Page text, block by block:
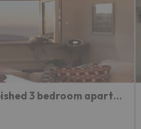
Luxury and newly refurbished 3 bedroom apartment next to the slopes including indoor parking